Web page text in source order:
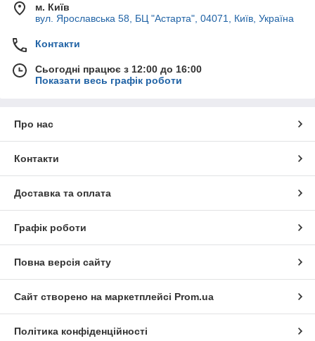
м. Київ
вул. Ярославська 58, БЦ "Астарта", 04071, Київ, Україна
Контакти
Сьогодні працює з 12:00 до 16:00
Показати весь графік роботи
Про нас
Контакти
Доставка та оплата
Графік роботи
Повна версія сайту
Сайт створено на маркетплейсі Prom.ua
Політика конфіденційності